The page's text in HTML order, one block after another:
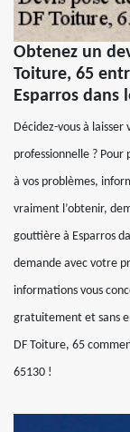
Obtenez un
Toiture, 65
Esparros dans
Décidez-vous à
professionnelle ? Pour
à vos problèmes,
vraiment l’obtenir,
gouttière à Esparros
demande avec votre
informations vous
gratuitement et sans
DF Toiture, 65
65130 !